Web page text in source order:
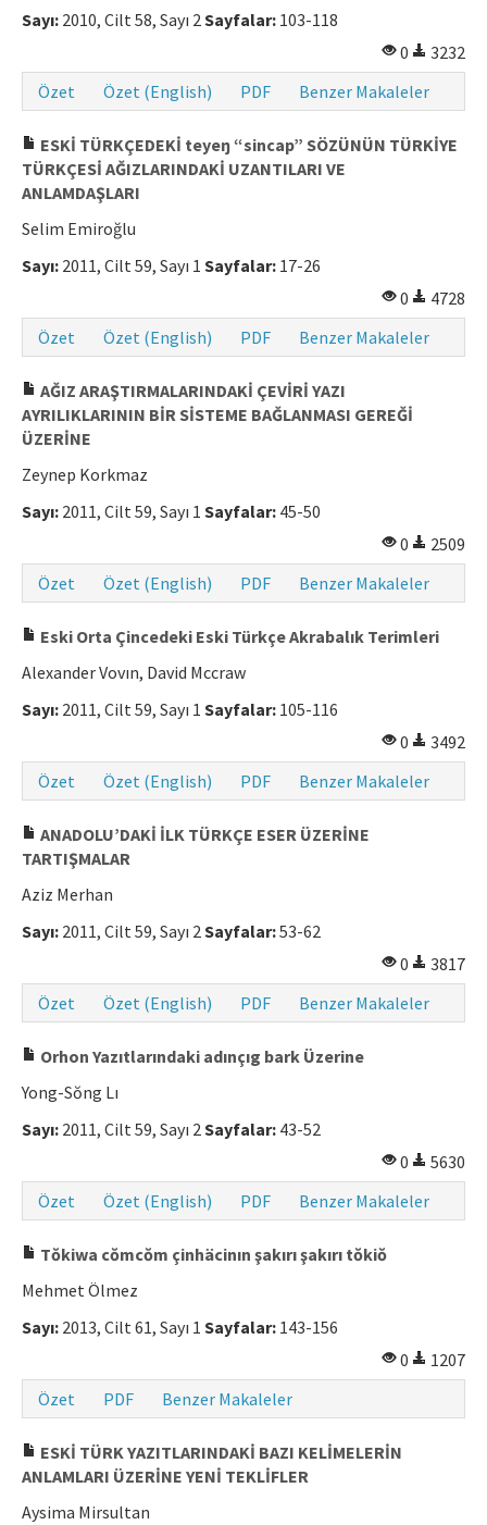
Sayı: 2010, Cilt 58, Sayı 2Sayfalar: 103-118
0
3232
Özet
Özet (English) PDF Benzer Makaleler
ESKİ TÜRKÇEDEKİ teyeŋ “sincap” SÖZÜNÜN TÜRKİYE
TÜRKÇESİ AĞIZLARINDAKİ UZANTILARI VE
ANLAMDAŞLARI
Selim Emiroğlu
Sayı: 2011, Cilt 59, Sayı 1 Sayfalar: 17-26
0
4728
Özet
Özet (English) PDF Benzer Makaleler
AĞIZ ARAŞTIRMALARINDAKİ ÇEVİRİ YAZI
AYRILIKLARININ BİR SİSTEME BAĞLANMASI GEREĞİ
ÜZERİNE
Zeynep Korkmaz
Sayı: 2011, Cilt 59, Sayı 1 Sayfalar: 45-50
0
2509
Özet
Özet (English) PDF Benzer Makaleler
Eski Orta Çincedeki Eski Türkçe Akrabalık Terimleri
Alexander Vovın, David Mccraw
Sayı: 2011, Cilt 59, Sayı 1 Sayfalar: 105-116
0
3492
Özet
Özet (English) PDF Benzer Makaleler
ANADOLU’DAKİ İLK TÜRKÇE ESER ÜZERİNE
TARTIŞMALAR
Aziz Merhan
Sayı: 2011, Cilt 59, Sayı 2Sayfalar:53-62
0
3817
Özet
Özet (English) PDF Benzer Makaleler
Orhon Yazıtlarındaki adınçıg bark Üzerine
Yong-Sŏng Lı
Sayı: 2011, Cilt 59, Sayı 2Sayfalar: 43-52
0
5630
Özet
Özet (English) PDF Benzer Makaleler
Tŏkiwa cŏmcŏm çinhäcinın şakırı şakırı tŏkiŏ
Mehmet Ölmez
Sayı: 2013, Cilt 61, Sayı 1 Sayfalar: 143-156
0
1207
Özet
PDF Benzer Makaleler
ESKİ TÜRK YAZITLARINDAKİ BAZI KELİMELERİN
ANLAMLARI ÜZERİNE YENİ TEKLİFLER
Aysima Mirsultan